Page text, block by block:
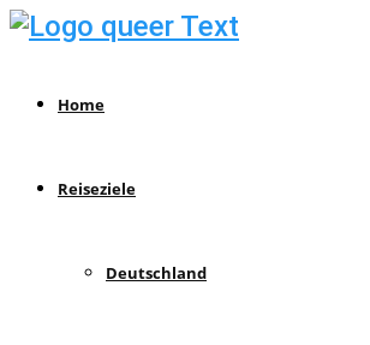
Home
Reiseziele
Deutschland